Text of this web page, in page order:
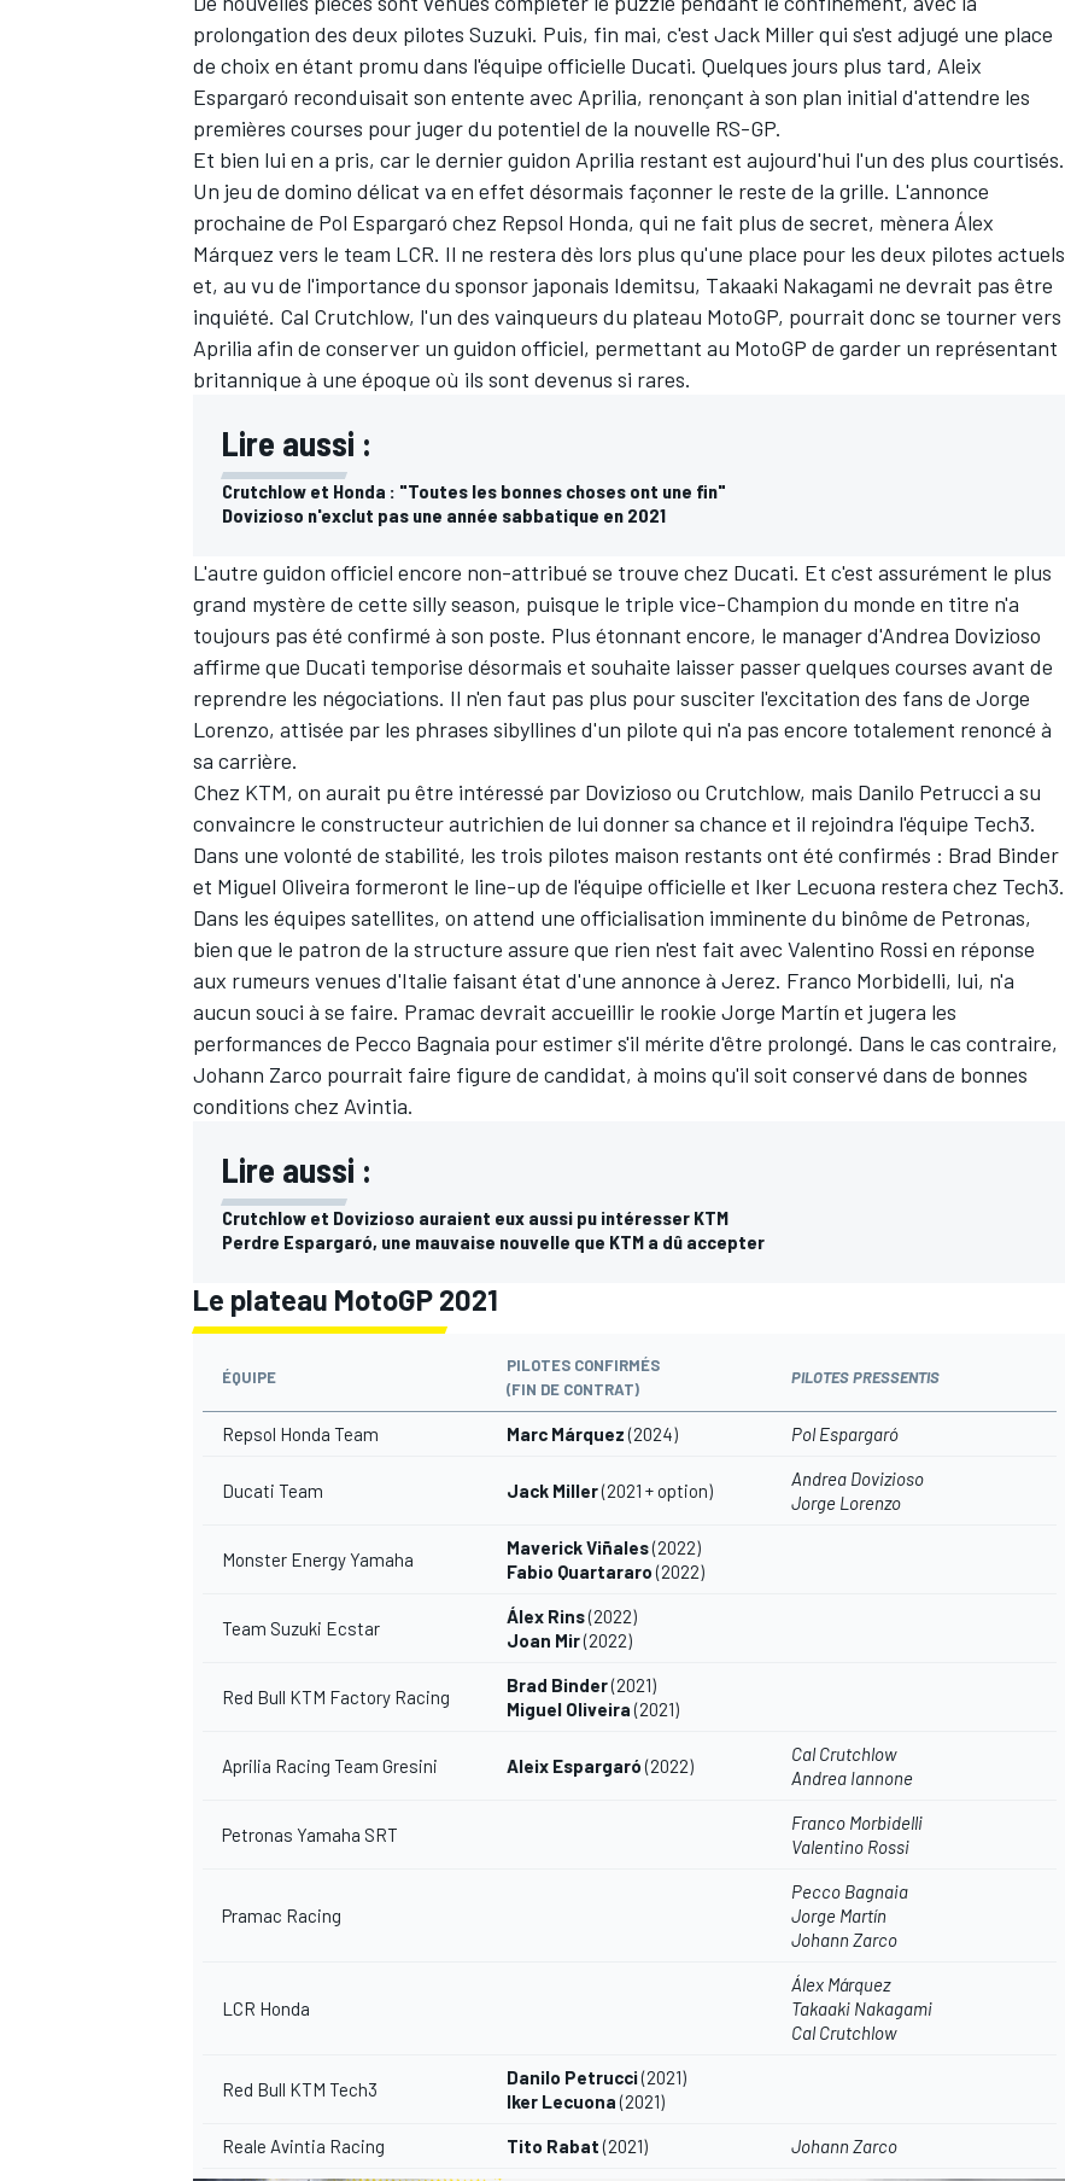
AUTRES CHAMPIONNATS
prolongation des deux pilotes Suzuki. Puis, fin mai, c'est Jack Millerqui s'est adjugé une place
de choix en étant promu dans l'équipe officielle Ducati. Quelques jours plus tard, Aleix
Espargaró reconduisait son entente avec Aprilia, renonçant à son plan initial d'attendre les
premières courses pour juger du potentiel de la nouvelle RS-GP.
Et bien lui en a pris, car le dernier guidon Aprilia restant est aujourd'hui l'un des plus courtisés.
Un jeu de domino délicat va en effet désormais façonner le reste de la grille. L'annonce
prochaine de Pol Espargaró chez Repsol Honda, qui ne fait plus de secret, mènera Álex
Márquez vers le team LCR. Il ne restera dès lors plus qu'une place pour les deux pilotes actuels
et, au vu de l'importance du sponsor japonais Idemitsu, Takaaki Nakagami ne devrait pas être
inquiété. Cal Crutchlow, l'un des vainqueurs du plateau MotoGP, pourrait donc se tourner vers
Aprilia afin de conserver un guidon officiel, permettant au MotoGP de garder un représentant
britannique à une époque où ils sont devenus si rares.
Lire aussi :
Crutchlow et Honda : "Toutes les bonnes choses ont une fin"
Dovizioso n'exclut pas une année sabbatique en 2021
L'autre guidon officiel encore non-attribué se trouve chez Ducati. Et c'est assurément le plus
grand mystère de cette silly season, puisque le triple vice-Champion du monde en titre n'a
toujours pas été confirmé à son poste. Plus étonnant encore, le manager d'Andrea Dovizioso
affirme que Ducati temporise désormais et souhaite laisser passer quelques courses avant de
reprendre les négociations. Il n'en faut pas plus pour susciter l'excitation des fans de Jorge
Lorenzo, attisée par les phrases sibyllines d'un pilote qui n'a pas encore totalement renoncé à
sa carrière.
Chez KTM, on aurait pu être intéressé par Dovizioso ou Crutchlow, mais Danilo Petrucci a su
convaincre le constructeur autrichien de lui donner sa chance et il rejoindra l'équipe Tech3.
Dans une volonté de stabilité, les trois pilotes maison restants ont été confirmés : Brad Binder
et Miguel Oliveira formeront le line-up de l'équipe officielle et Iker Lecuona restera chez Tech3.
Dans les équipes satellites, on attend une officialisation imminente du binôme de Petronas,
bien que le patron de la structure assure que rien n'est fait avec Valentino Rossi en réponse
aux rumeurs venues d'Italie faisant état d'une annonce à Jerez. Franco Morbidelli, lui, n'a
aucun souci à se faire. Pramac devrait accueillir le rookie Jorge Martín et jugera les
performances de Pecco Bagnaia pour estimer s'il mérite d'être prolongé. Dans le cas contraire,
Johann Zarco pourrait faire figure de candidat, à moins qu'il soit conservé dans de bonnes
conditions chez Avintia.
Lire aussi :
Crutchlow et Dovizioso auraient eux aussi pu intéresser KTM
Perdre Espargaró, une mauvaise nouvelle que KTM a dû accepter
Le plateau MotoGP 2021
ÉQUIPE
PILOTES CONFIRMÉS
(FIN DE CONTRAT)
PILOTES PRESSENTIS
Repsol Honda Team Marc Márquez(2024) Pol Espargaró
Ducati Team Jack Miller(2021 + option)
Andrea Dovizioso
Jorge Lorenzo
Monster Energy Yamaha
Maverick Viñales(2022)
Fabio Quartararo(2022)
Team Suzuki Ecstar
Álex Rins(2022)
Joan Mir(2022)
Red Bull KTM Factory Racing
Brad Binder(2021)
Miguel Oliveira(2021)
Aprilia Racing Team Gresini Aleix Espargaró(2022)
Cal Crutchlow
Andrea Iannone
Petronas Yamaha SRT
Franco Morbidelli
Valentino Rossi
Pramac Racing
Pecco Bagnaia
Jorge Martín
Johann Zarco
LCR Honda
Álex Márquez
Takaaki Nakagami
Cal Crutchlow
Red Bull KTM Tech3
Danilo Petrucci(2021)
Iker Lecuona(2021)
Reale Avintia Racing Tito Rabat(2021) Johann Zarco